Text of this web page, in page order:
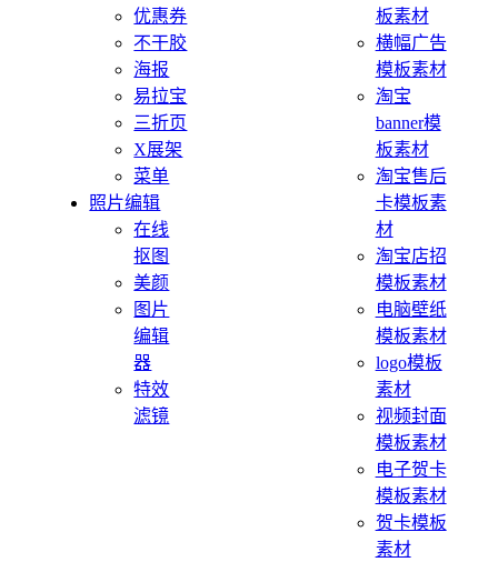
优惠券
不干胶
海报
易拉宝
三折页
X展架
菜单
照片编辑
在线
抠图
美颜
图片
编辑
器
特效
滤镜
板素材
横幅广告
模板素材
淘宝
banner模
板素材
淘宝售后
卡模板素
材
淘宝店招
模板素材
电脑壁纸
模板素材
logo模板
素材
视频封面
模板素材
电子贺卡
模板素材
贺卡模板
素材